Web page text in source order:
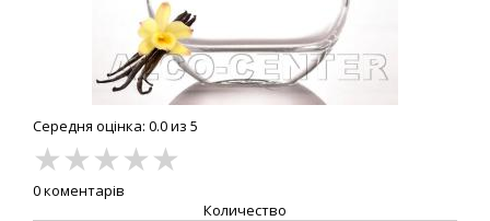
Середня оцінка: 0.0 из 5
★★★★★
0 коментарів
Количество